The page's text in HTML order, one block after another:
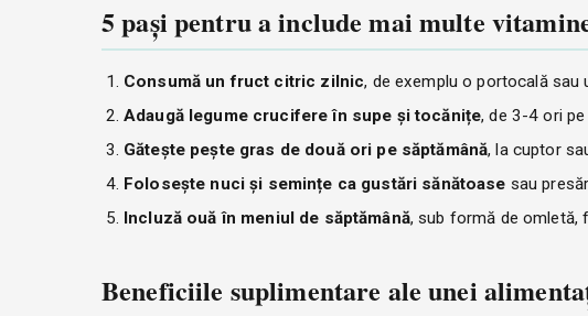
5 pași pentru a include mai multe
Consumă un fruct citric zilnic, de exemplu o portocală sau
Adaugă legume crucifere în supe și tocănițe, de 3-4 ori
Gătește pește gras de două ori pe săptămână, la cuptor
Folosește nuci și semințe ca gustări sănătoase sau
Incluză ouă în meniul de săptămână, sub formă de omletă,
Beneficiile suplimentare ale unei